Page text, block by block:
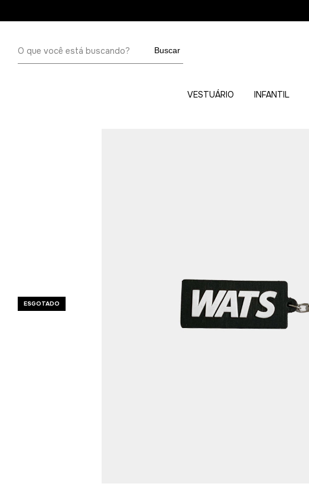
Buscar
VESTUÁRIO INFANTIL
ESGOTADO